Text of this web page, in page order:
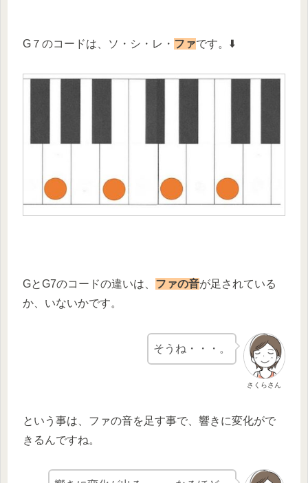
G７のコードは、ソ・シ・レ・ ファです。⬇️
GとG7のコードの違いは、 ファの音が足されている
か、いないかです。
さくらさん
そうね・・・。
という事は、ファの音を足す事で、響きに変化がで
きるんですね。